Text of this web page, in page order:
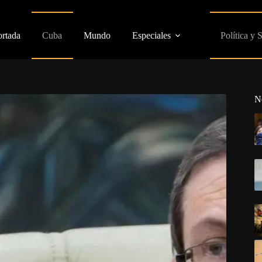
Cuba Mundo Especiales Política y